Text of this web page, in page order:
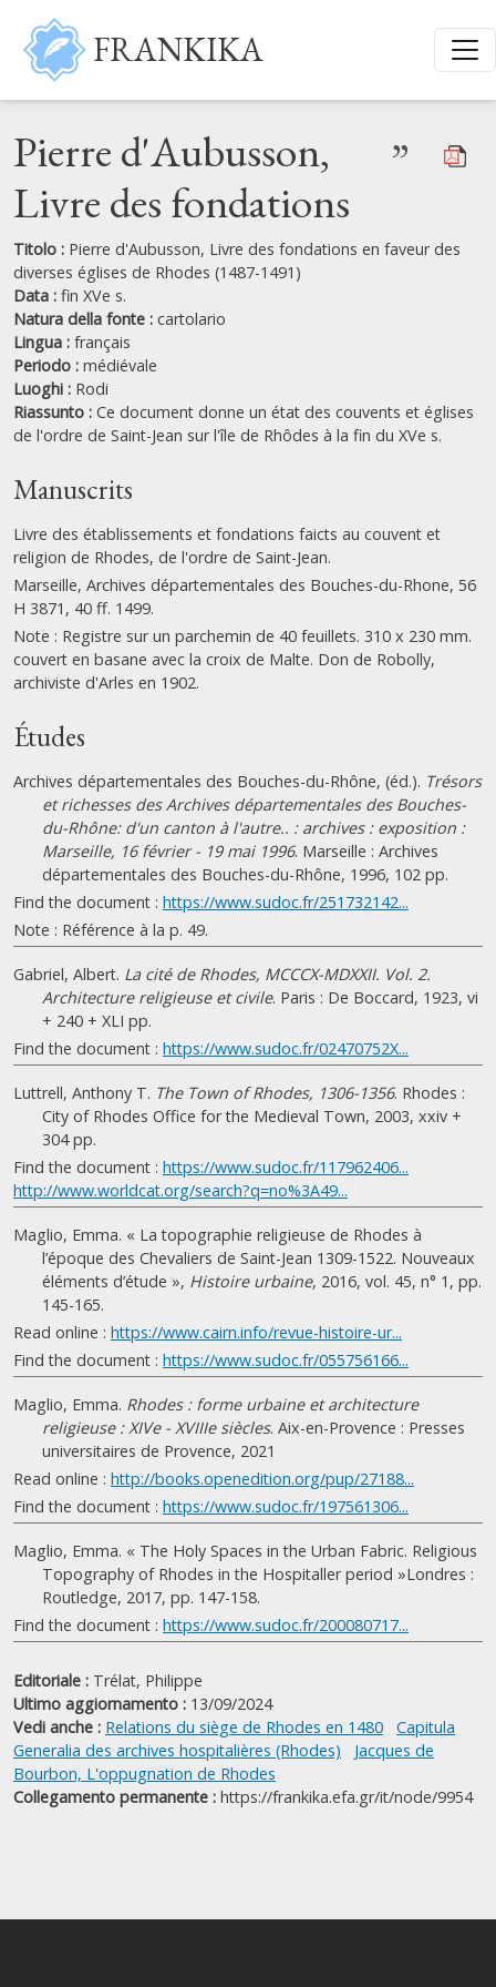
Salta al contenuto principale
FRANKIKA
Pierre d'Aubusson,
Livre des fondations
”
Titolo : Pierre d'Aubusson, Livre des fondations en faveur des
diverses églises de Rhodes (1487-1491)
Data : fin XVe s.
Natura della fonte : cartolario
Lingua : français
Periodo : médiévale
Luoghi : Rodi
Riassunto : Ce document donne un état des couvents et églises
de l'ordre de Saint-Jean sur l'île de Rhôdes à la fin du XVe s.
Manuscrits
Livre des établissements et fondations faicts au couvent et
religion de Rhodes, de l'ordre de Saint-Jean.
Marseille, Archives départementales des Bouches-du-Rhone, 56
H 3871, 40 ff. 1499.
Note : Registre sur un parchemin de 40 feuillets. 310 x 230 mm.
couvert en basane avec la croix de Malte. Don de Robolly,
archiviste d'Arles en 1902.
Études
Archives départementales des Bouches-du-Rhône, (éd.). Trésors
et richesses des Archives départementales des Bouches-
du-Rhône: d'un canton à l'autre.. : archives : exposition :
Marseille, 16 février - 19 mai 1996. Marseille : Archives
départementales des Bouches-du-Rhône, 1996, 102 pp.
Find the document : https://www.sudoc.fr/251732142...
Note : Référence à la p. 49.
Gabriel, Albert. La cité de Rhodes, MCCCX-MDXXII. Vol. 2.
Architecture religieuse et civile. Paris : De Boccard, 1923, vi
+ 240 + XLI pp.
Find the document : https://www.sudoc.fr/02470752X...
Luttrell, Anthony T. The Town of Rhodes, 1306-1356. Rhodes :
City of Rhodes Office for the Medieval Town, 2003, xxiv +
304 pp.
Find the document : https://www.sudoc.fr/117962406...
http://www.worldcat.org/search?q=no%3A49...
Maglio, Emma. « La topographie religieuse de Rhodes à
l’époque des Chevaliers de Saint-Jean 1309-1522. Nouveaux
éléments d’étude », Histoire urbaine, 2016, vol. 45, n° 1, pp.
145-165.
Read online : https://www.cairn.info/revue-histoire-ur...
Find the document : https://www.sudoc.fr/055756166...
Maglio, Emma. Rhodes : forme urbaine et architecture
religieuse : XIVe - XVIIIe siècles. Aix-en-Provence : Presses
universitaires de Provence, 2021
Read online : http://books.openedition.org/pup/27188...
Find the document : https://www.sudoc.fr/197561306...
Maglio, Emma. « The Holy Spaces in the Urban Fabric. Religious
Topography of Rhodes in the Hospitaller period »Londres :
Routledge, 2017, pp. 147-158.
Find the document : https://www.sudoc.fr/200080717...
Editoriale : Trélat, Philippe
Ultimo aggiornamento : 13/09/2024
Vedi anche : Relations du siège de Rhodes en 1480
Capitula
Generalia des archives hospitalières (Rhodes)
Jacques de
Bourbon, L'oppugnation de Rhodes
Collegamento permanente : https://frankika.efa.gr/it/node/9954